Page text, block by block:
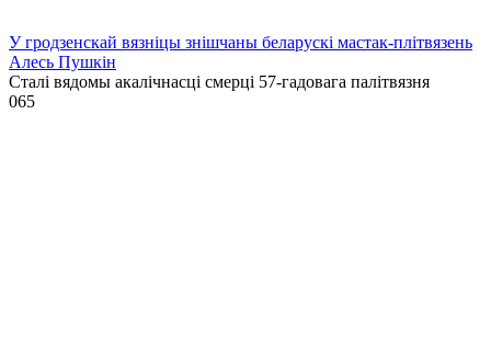
У гродзенскай вязніцы знішчаны беларускі мастак-плітвязень
Алесь Пушкін
Сталі вядомы акалічнасці смерці 57-гадовага палітвязня
065